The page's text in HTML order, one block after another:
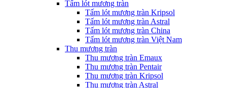
Tấm lót mương tràn
Tấm lót mương tràn Kripsol
Tấm lót mương tràn Astral
Tấm lót mương tràn China
Tấm lót mương tràn Việt Nam
Thu mương tràn
Thu mương tràn Emaux
Thu mương tràn Pentair
Thu mương tràn Kripsol
Thu mương tràn Astral